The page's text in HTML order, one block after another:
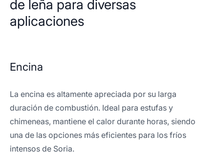
de leña para diversas
aplicaciones
Encina
La encina es altamente apreciada por su larga
duración de combustión. Ideal para estufas y
chimeneas, mantiene el calor durante horas, siendo
una de las opciones más eficientes para los fríos
intensos de Soria.